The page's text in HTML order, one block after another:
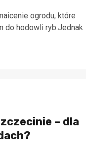
ogrodu, które
do hodowli ryb.Jednak
– dla